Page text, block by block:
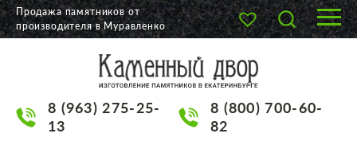
О КОМПАНИИ
НАШИ РАБОТЫ
Продажа памятников от
производителя в Муравленко
8 (963) 275-25-
13
8 (800) 700-60-
82